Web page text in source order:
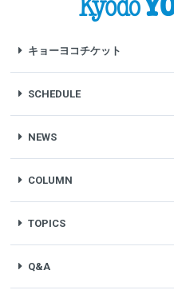
キョーヨコチケット
SCHEDULE
NEWS
COLUMN
TOPICS
Q&A